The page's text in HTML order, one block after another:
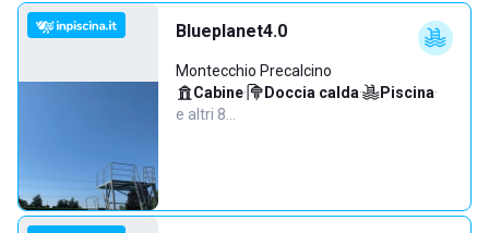
Blueplanet4.0
Montecchio Precalcino
Cabine· Doccia calda· Piscina·
e altri 8…